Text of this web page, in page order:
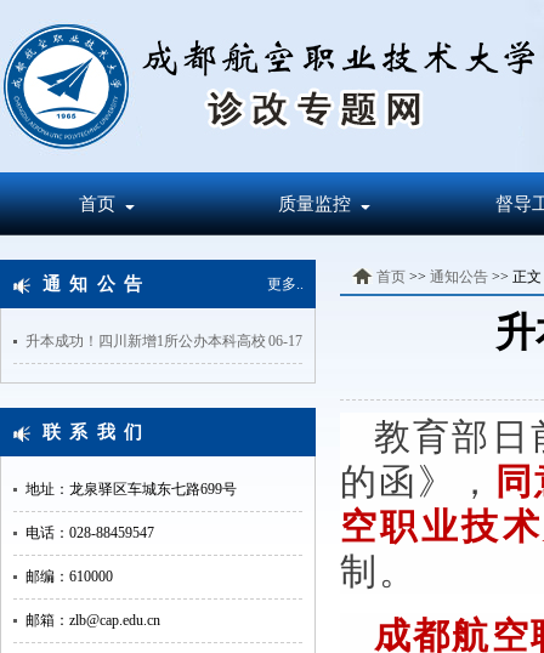
首页 质量监控 督导
首页 >> 通知公告 >> 正文
教育部日
的函》，
空职业技
制。
成都航空
更多..
通知公告
06-17
升本成功！四川新增1所公办本科高校
联系我们
地址：龙泉驿区车城东七路699号
电话：028-88459547
邮编：610000
邮箱：zlb@cap.edu.cn